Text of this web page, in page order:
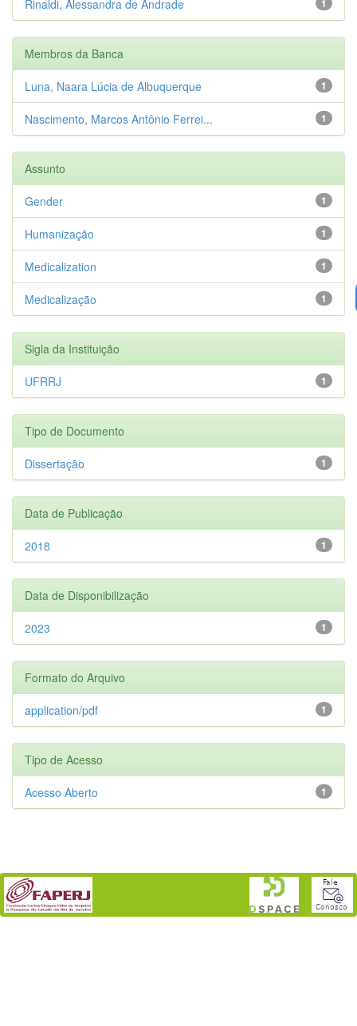
1
Rinaldi, Alessandra de Andrade
Membros da Banca
1
Luna, Naara Lúcia de Albuquerque
1
Nascimento, Marcos Antônio Ferrei...
Assunto
1
Gender
1
Humanização
1
Medicalization
1
Medicalização
Sigla da Instituição
1
UFRRJ
Tipo de Documento
1
Dissertação
Data de Publicação
1
2018
Data de Disponibilização
1
2023
Formato do Arquivo
1
application/pdf
Tipo de Acesso
1
Acesso Aberto